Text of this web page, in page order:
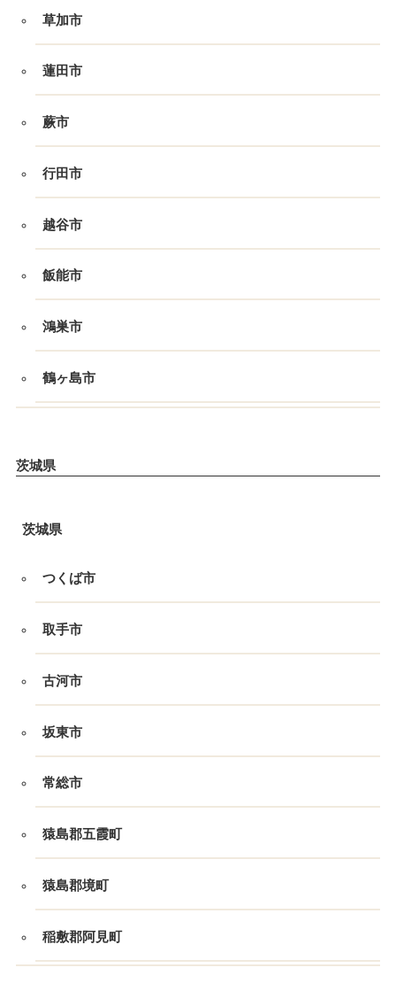
草加市
蓮田市
蕨市
行田市
越谷市
飯能市
鴻巣市
鶴ヶ島市
茨城県
茨城県
つくば市
取手市
古河市
坂東市
常総市
猿島郡五霞町
猿島郡境町
稲敷郡阿見町